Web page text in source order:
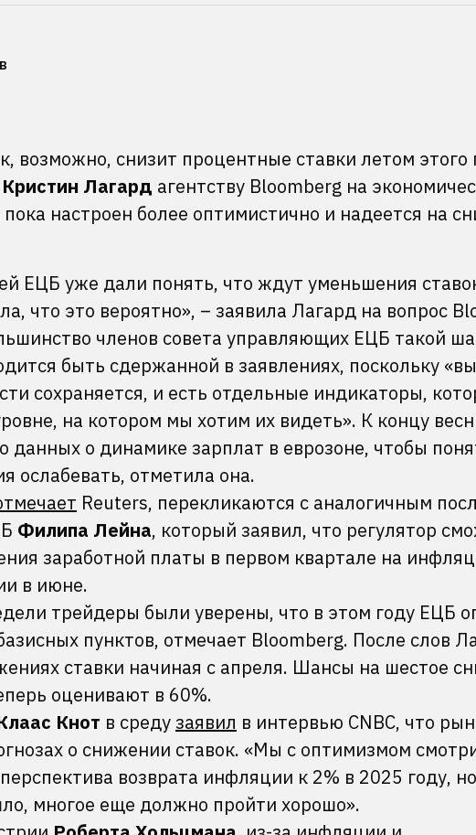
возможно, снизит процентные ставки летом этого
Кристин Лагард агентству Bloomberg на
настроен более оптимистично и надеется на
ЕЦБ уже дали понять, что ждут уменьшения
что это вероятно», – заявила Лагард на вопрос
членов совета управляющих ЕЦБ такой
быть сдержанной в заявлениях, поскольку
сохраняется, и есть отдельные индикаторы,
на котором мы хотим их видеть». К концу
данных о динамике зарплат в еврозоне, чтобы
ослабевать, отметила она.
Reuters, перекликаются с аналогичным
Филипа Лейна, который заявил, что регулятор
заработной платы в первом квартале на
в июне.
трейдеры были уверены, что в этом году ЕЦБ
пунктов, отмечает Bloomberg. После слов
ставки начиная с апреля. Шансы на шестое
оценивают в 60%.
Кнот в среду заявил в интервью CNBC, что
о снижении ставок. «Мы с оптимизмом
возврата инфляции к 2% в 2025 году,
многое еще должно пройти хорошо».